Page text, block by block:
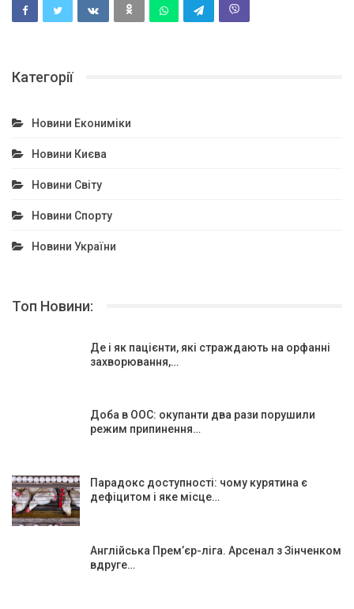
Категорії
Новини Екониміки
Новини Києва
Новини Світу
Новини Спорту
Новини України
Топ Новини:
Де і як пацієнти, які страждають на орфанні
захворювання,…
Доба в ООС: окупанти два рази порушили
режим припинення…
Парадокс доступності: чому курятина є
дефіцитом і яке місце…
Англійська Прем’єр-ліга. Арсенал з Зінченком
вдруге…